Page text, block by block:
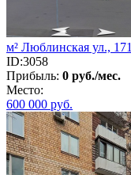
м² Люблинская ул., 171
ID:3058
Прибыль: 0 руб./мес.
Место:
600 000 руб.